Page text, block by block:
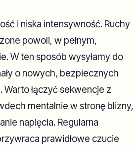
i niska intensywność. Ruchy
powoli, w pełnym,
W ten sposób wysyłamy do
o nowych, bezpiecznych
łączyć sekwencje z
mentalnie w stronę blizny,
napięcia. Regularna
prawidłowe czucie